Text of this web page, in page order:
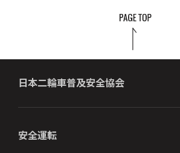
日本二輪車普及安全協会
安全運転